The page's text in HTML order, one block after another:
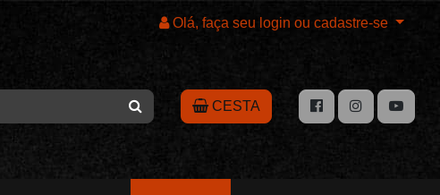
Olá, faça seu login ou cadastre-se
CESTA